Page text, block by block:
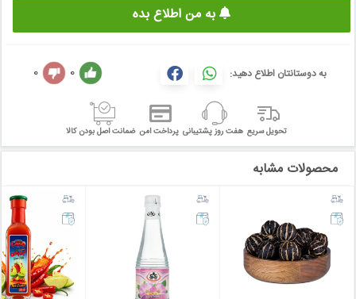
به من اطلاع بده
به دوستانتان اطلاع دهید: 0
0
تحویل سریع هفت روز پشتیبانی پرداخت امن ضمانت اصل بودن کالا
محصولات مشابه